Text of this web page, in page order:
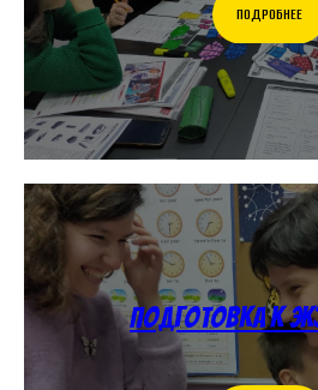
ПОДРОБНЕЕ
Подготовка к